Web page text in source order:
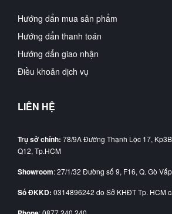
Hướng dẩn mua sản phẩm
Hướng dẩn thanh toán
Hướng dẩn giao nhận
Điều khoản dịch vụ
LIÊN HỆ
Trụ sở chính: 78/9A Đường Thạnh Lộc 17,
Q12, Tp.HCM
Showroom: 27/1/32 Đường số 9, F16, Q. Gò
Số ĐKKD: 0314896242 do Sở KHĐT Tp. HCM